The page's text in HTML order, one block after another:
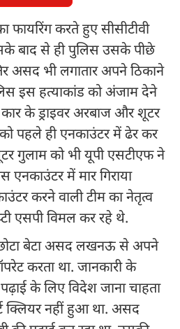
करते हुए सीसीटीवी
बाद से ही पुलिस उसके पीछे
असद भी लगातार अपने ठिकाने
इस हत्याकांड को अंजाम देने
के ड्राइवर अरबाज और शूटर
पहले ही एनकाउंटर में ढेर कर
गुलाम को भी यूपी एसटीएफ ने
एनकाउंटर में मार गिराया
करने वाली टीम का नेतृत्व
एसपी विमल कर रहे थे.
बेटा असद लखनऊ से अपने
करता था. जानकारी के
के लिए विदेश जाना चाहता
क्लियर नहीं हुआ था. असद